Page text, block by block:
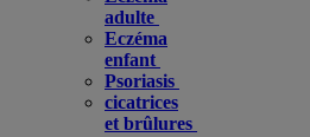
adulte
Eczéma
enfant
Psoriasis
cicatrices
et brûlures